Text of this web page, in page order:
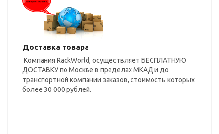
Доставка товара
Компания RackWorld, осуществляет БЕСПЛАТНУЮ
ДОСТАВКУ по Москве в пределах МКАД и до
транспортной компании заказов, стоимость которых
более 30 000 рублей.